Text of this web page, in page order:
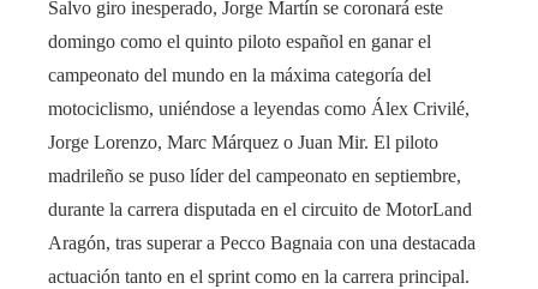
Salvo giro inesperado, Jorge Martín se coronará este
domingo como el quinto piloto español en ganar el
campeonato del mundo en la máxima categoría del
motociclismo, uniéndose a leyendas como Álex Crivilé,
Jorge Lorenzo, Marc Márquez o Juan Mir. El piloto
madrileño se puso líder del campeonato en septiembre,
durante la carrera disputada en el circuito de MotorLand
Aragón, tras superar a Pecco Bagnaia con una destacada
actuación tanto en el sprint como en la carrera principal.